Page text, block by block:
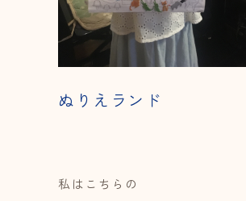
ぬりえランド
私はこちらの